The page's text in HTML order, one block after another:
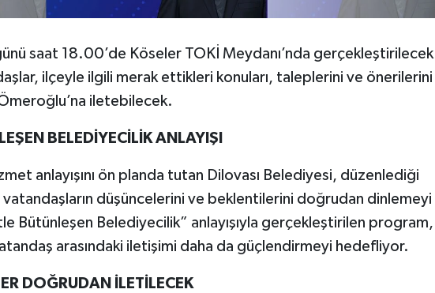
saat 18.00’de Köseler TOKİ Meydanı’nda gerçekleştirilecek
ilçeyle ilgili merak ettikleri konuları, taleplerini ve önerilerini
iletebilecek.
BELEDİYECİLİK ANLAYIŞI
anlayışını ön planda tutan Dilovası Belediyesi, düzenlediği
vatandaşların düşüncelerini ve beklentilerini doğrudan dinlemeyi
Bütünleşen Belediyecilik” anlayışıyla gerçekleştirilen program,
arasındaki iletişimi daha da güçlendirmeyi hedefliyor.
DOĞRUDAN İLETİLECEK